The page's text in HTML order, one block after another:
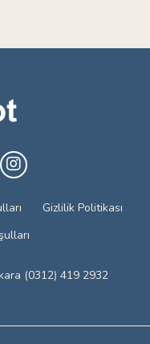
Gizlilik Politikası
(0312) 419 2932